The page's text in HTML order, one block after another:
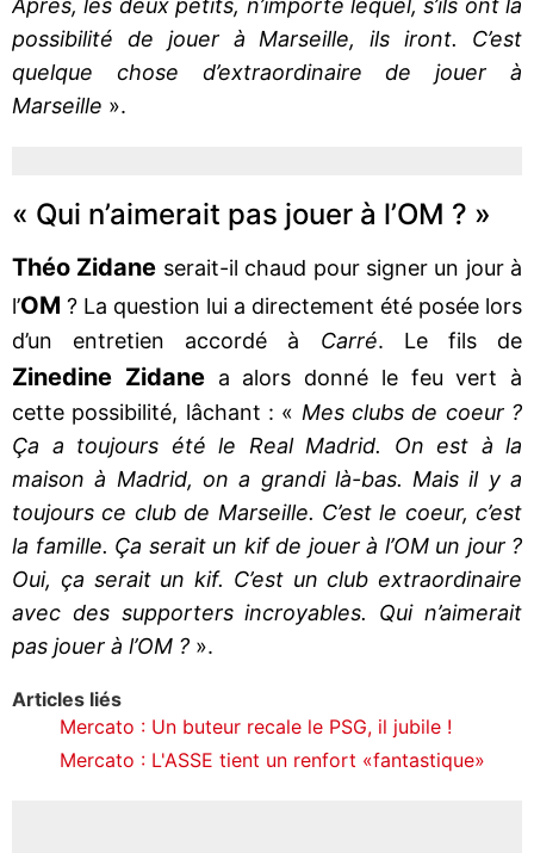
Après, les deux petits, n’importe lequel, s’ils ont la
possibilité de jouer à Marseille, ils iront. C’est
quelque chose d’extraordinaire de jouer à
Marseille ».
« Qui n’aimerait pas jouer à l’OM ? »
Théo Zidane serait-il chaud pour signer un jour à
l’OM ? La question lui a directement été posée lors
d’un entretien accordé à Carré. Le fils de
Zinedine Zidanea alors donné le feu vert à
cette possibilité, lâchant : « Mes clubs de coeur ?
Ça a toujours été le Real Madrid. On est à la
maison à Madrid, on a grandi là-bas. Mais il y a
toujours ce club de Marseille. C’est le coeur, c’est
la famille. Ça serait un kif de jouer à l’OM un jour ?
Oui, ça serait un kif. C’est un club extraordinaire
avec des supporters incroyables. Qui n’aimerait
pas jouer à l’OM ? ».
Articles liés
Mercato : Un buteur recale le PSG, il jubile !
Mercato : L'ASSE tient un renfort «fantastique»